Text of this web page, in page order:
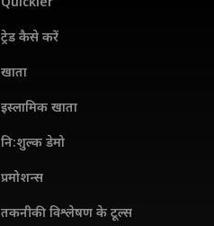
Quickler
ट्रेड कैसे करें
खाता
इस्लामिक खाता
नि:शुल्क डेमो
प्रमोशन्स
तकनीकी विश्लेषण के टूल्स